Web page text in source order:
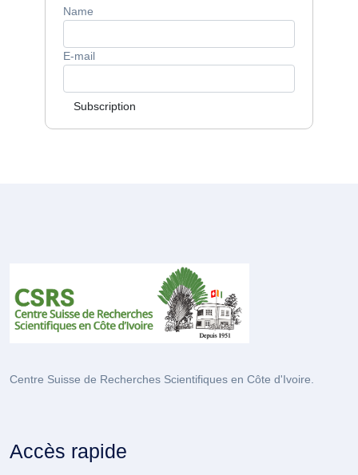
Name
E-mail
Subscription
Centre Suisse de Recherches Scientifiques en Côte d'Ivoire.
Accès rapide